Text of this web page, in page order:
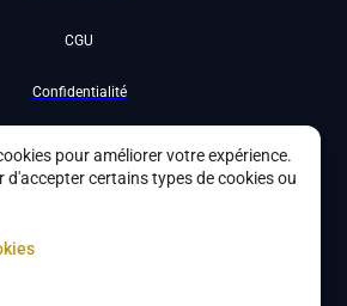
CGU
Confidentialité
pour améliorer votre expérience.
d'accepter certains types de cookies ou